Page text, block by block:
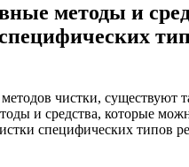
методы и
чистки, существуют
и средства, которые
специфических типов